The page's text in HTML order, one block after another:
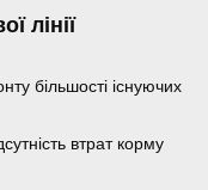
лінії
більшості існуючих
втрат корму